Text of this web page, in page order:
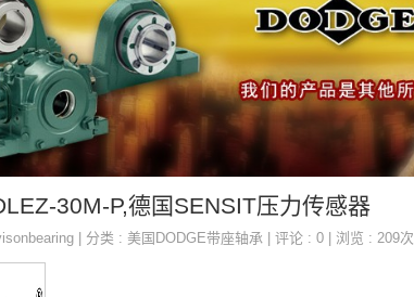
30M-P,德国SENSIT压力传感器
| 分类 : 美国DODGE带座轴承 | 评论 : 0 | 浏览 : 209次